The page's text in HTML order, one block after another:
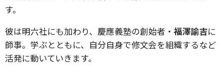
す。
彼は明六社にも加わり、慶應義塾の創始者・ 福澤諭吉に
師事。学ぶとともに、自分自身で修文会を組織するなど
活発に動いていきます。